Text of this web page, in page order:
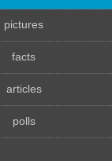
pictures
facts
articles
polls